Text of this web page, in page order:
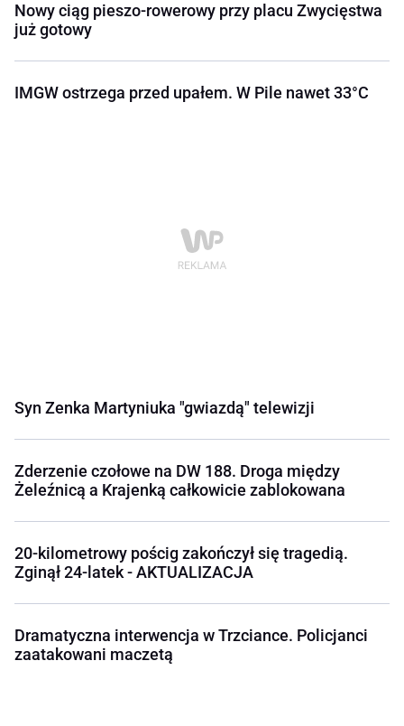
Nowy ciąg pieszo-rowerowy przy placu Zwycięstwa
już gotowy
IMGW ostrzega przed upałem. W Pile nawet 33°C
Syn Zenka Martyniuka "gwiazdą" telewizji
Zderzenie czołowe na DW 188. Droga między
Żeleźnicą a Krajenką całkowicie zablokowana
20-kilometrowy pościg zakończył się tragedią.
Zginął 24-latek - AKTUALIZACJA
Dramatyczna interwencja w Trzciance. Policjanci
zaatakowani maczetą